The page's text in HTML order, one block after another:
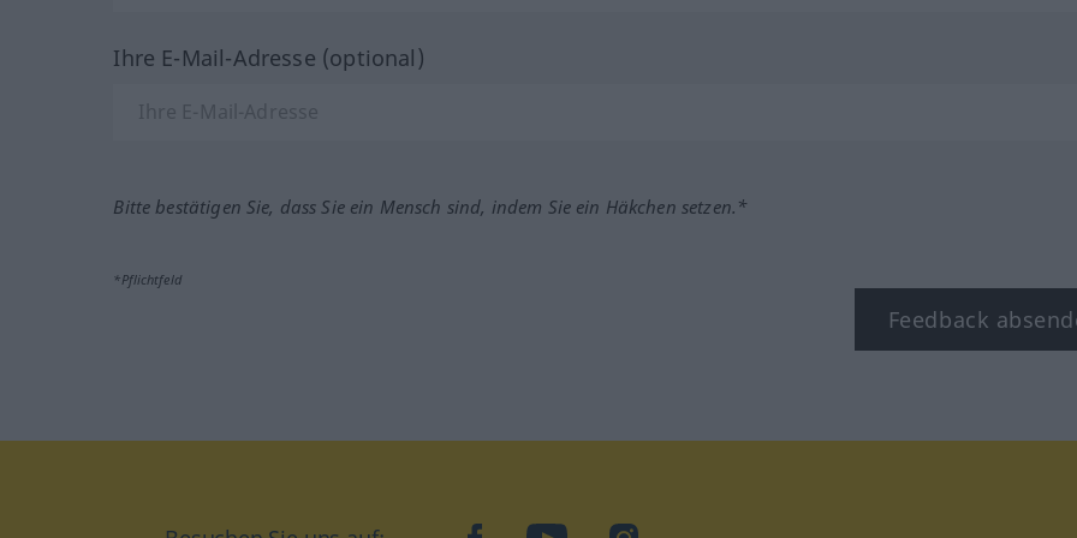
Ihre E-Mail-Adresse (optional)
Bitte bestätigen Sie, dass Sie ein Mensch sind, indem Sie ein Häkchen setzen.*
*Pflichtfeld
Feedback